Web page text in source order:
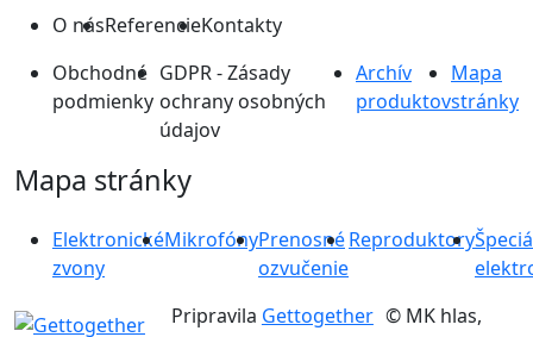
O násReferencieKontakty
Obchodné
podmienky
GDPR - Zásady
ochrany osobných
údajov
Archív
produktov
Mapa
stránky
Mapa stránky
Elektronické
zvony
MikrofónyPrenosné
ozvučenie
Reproduktory
Pripravila Gettogether © MK hlas,